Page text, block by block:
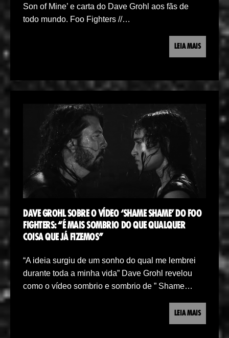
Son of Mine’ e carta do Dave Grohl aos fãs de
todo mundo. Foo Fighters //…
LEIA MAIS
DAVE GROHL SOBRE O VÍDEO ‘SHAME SHAME’ DO FOO
FIGHTERS: “É MAIS SOMBRIO DO QUE QUALQUER
COISA QUE JÁ FIZEMOS”
“A ideia surgiu de um sonho do qual me lembrei
durante toda a minha vida” Dave Grohl revelou
como o vídeo sombrio e sombrio de ” Shame…
LEIA MAIS